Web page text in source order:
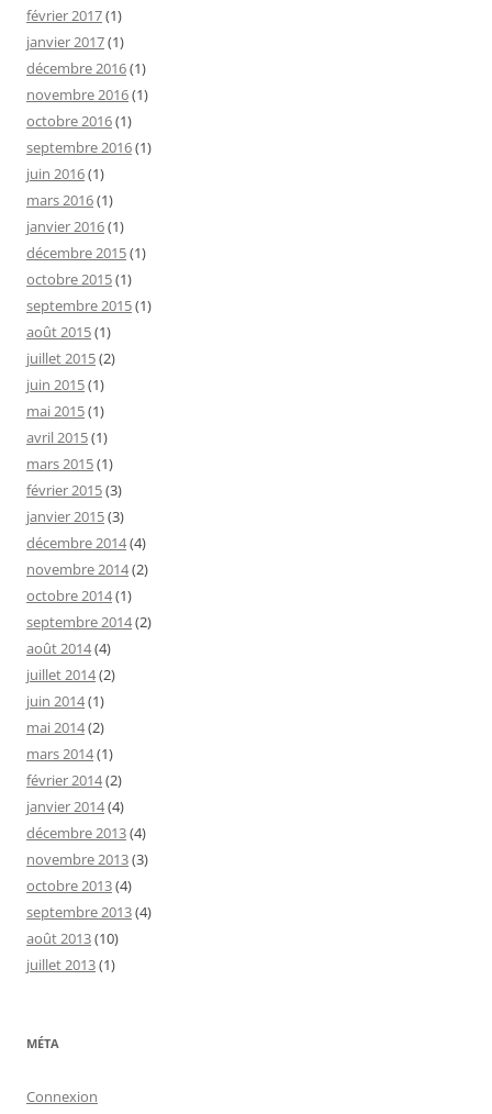
février 2017(1)
janvier 2017(1)
décembre 2016(1)
novembre 2016(1)
octobre 2016(1)
septembre 2016(1)
juin 2016(1)
mars 2016(1)
janvier 2016(1)
décembre 2015(1)
octobre 2015(1)
septembre 2015(1)
août 2015(1)
juillet 2015(2)
juin 2015(1)
mai 2015(1)
avril 2015(1)
mars 2015(1)
février 2015(3)
janvier 2015(3)
décembre 2014(4)
novembre 2014(2)
octobre 2014(1)
septembre 2014(2)
août 2014(4)
juillet 2014(2)
juin 2014(1)
mai 2014(2)
mars 2014(1)
février 2014(2)
janvier 2014(4)
décembre 2013(4)
novembre 2013(3)
octobre 2013(4)
septembre 2013(4)
août 2013(10)
juillet 2013(1)
MÉTA
Connexion